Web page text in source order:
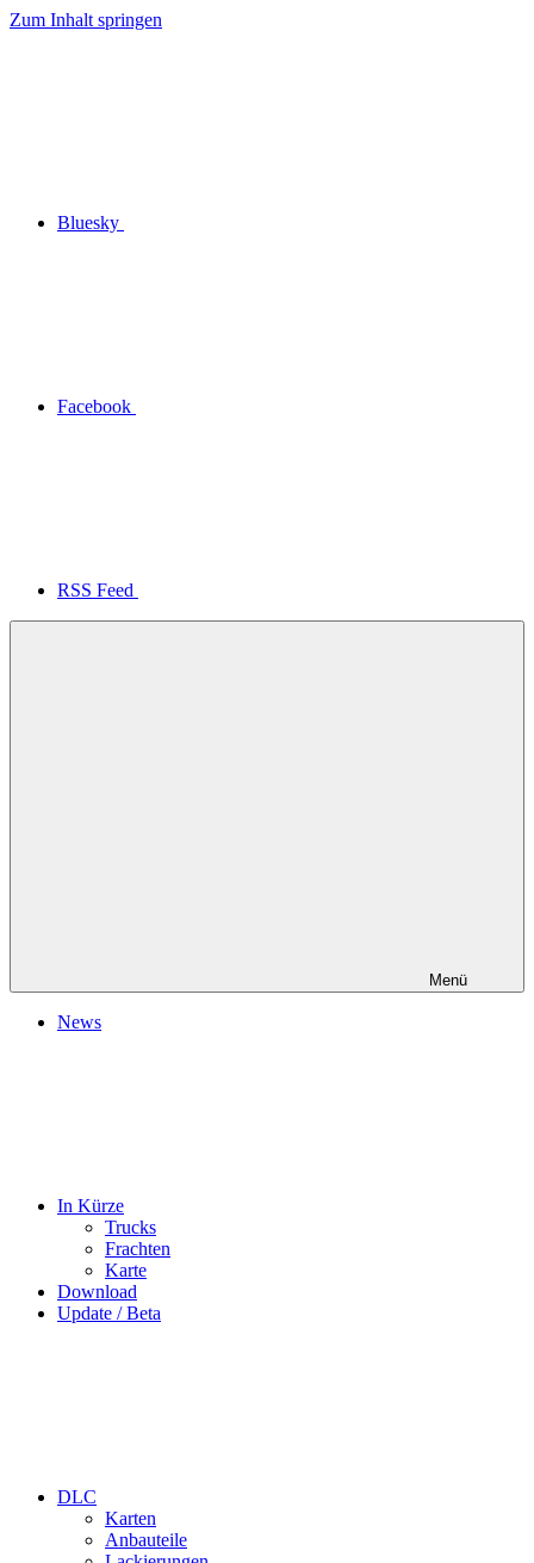
Zum Inhalt springen
Bluesky
Facebook
RSS Feed
Menü
News
In Kürze
Trucks
Frachten
Karte
Download
Update / Beta
DLC
Karten
Anbauteile